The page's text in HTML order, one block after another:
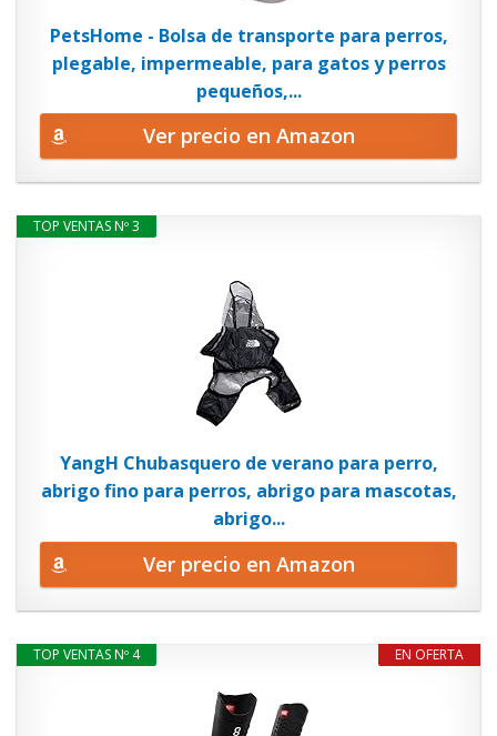
PetsHome - Bolsa de transporte para perros,
plegable, impermeable, para gatos y perros
pequeños,...
Ver precio en Amazon
TOP VENTAS Nº 3
YangH Chubasquero de verano para perro,
abrigo fino para perros, abrigo para mascotas,
abrigo...
Ver precio en Amazon
EN OFERTA
TOP VENTAS Nº 4